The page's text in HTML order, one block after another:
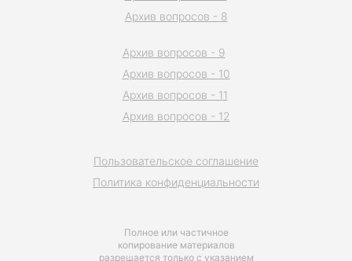
Полное или частичное
копирование материалов
разрешается только с указанием
Пользовательское соглашение
Политика конфиденциальности
Архив вопросов - 8
Архив вопросов - 9
Архив вопросов - 10
Архив вопросов - 11
Архив вопросов - 12